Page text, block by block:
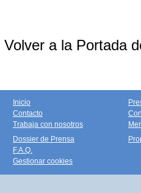
Volver a la Portada
Inicio
Contacto
Trabaja con nosotros
Dossier de Prensa
F.A.Q.
Gestionar cookies